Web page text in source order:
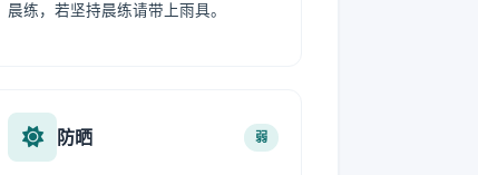
晨练，若坚持晨练请带上雨具。
防晒 弱